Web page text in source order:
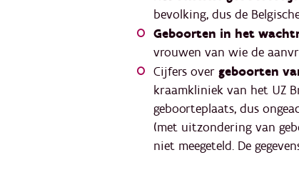
bevolking, dus de
Geboorten in het
vrouwen van wie de
Cijfers over geboorten
kraamkliniek van het UZ
geboorteplaats, dus
(met uitzondering van
niet meegeteld. De